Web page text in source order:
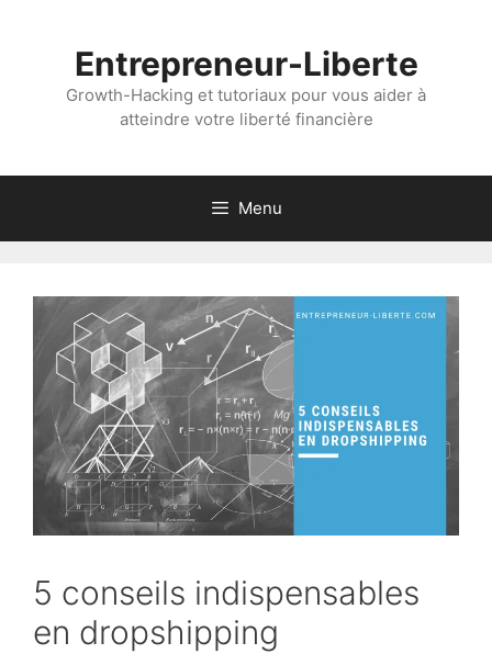
Entrepreneur-Liberte
Growth-Hacking et tutoriaux pour vous aider à
atteindre votre liberté financière
Menu
5 conseils indispensables
en dropshipping